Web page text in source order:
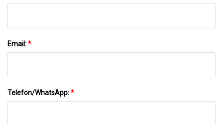
Email:*
Telefon/WhatsApp:*